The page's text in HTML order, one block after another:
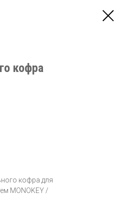
кофра
кофра для
MONOKEY /